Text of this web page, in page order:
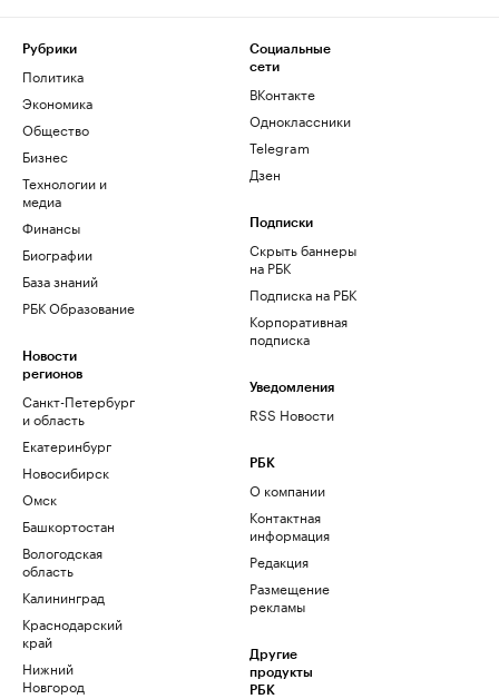
Рубрики
Политика
Экономика
Общество
Бизнес
Технологии и
медиа
Финансы
Биографии
База знаний
РБК Образование
Новости
регионов
Санкт-Петербург
и область
Екатеринбург
Новосибирск
Омск
Башкортостан
Вологодская
область
Калининград
Краснодарский
край
Нижний
Новгород
Социальные
сети
ВКонтакте
Одноклассники
Telegram
Дзен
Подписки
Скрыть баннеры
на РБК
Подписка на РБК
Корпоративная
подписка
Уведомления
RSS Новости
РБК
О компании
Контактная
информация
Редакция
Размещение
рекламы
Другие
продукты
РБК